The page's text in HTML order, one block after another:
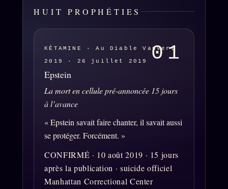
DÉTONATIONS POLITIQUE
RENSEIGNEMENT
BUREAU DE
TENDANCES
ALT NEWS
PRÉDICTIONS
L'ORACLE Z/S
HUIT PROPHÉTIES
01
KÉTAMINE · Au Diable Vauvert
2019 · 26 juillet 2019
Epstein
La mort en cellule pré-annoncée 15 jours
à l’avance
« Epstein savait faire chanter, il savait aussi
se protéger. Forcément. »
CONFIRMÉ · 10 août 2019 · 15 jours
après la publication · suicide officiel
Manhattan Correctional Center